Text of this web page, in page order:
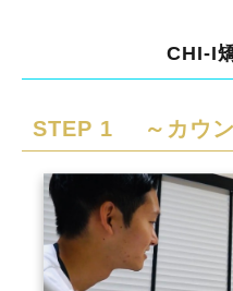
CHI-I
STEP 1 ～カウン